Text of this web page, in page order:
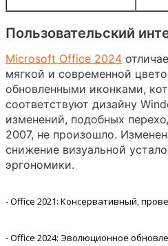
Пользовательский
Microsoft Office 2024
мягкой и современной
обновленными иконками,
соответствуют дизайну
изменений, подобных
2007, не произошло.
снижение визуальной
эргономики.
- Office 2021: Консервативный,
- Office 2024: Эволюционное